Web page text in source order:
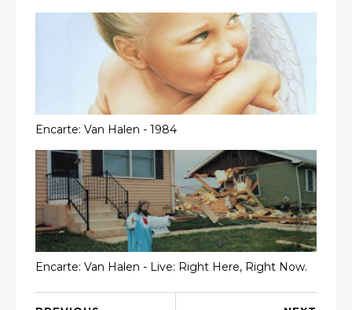
Encarte: Van Halen - 1984
Encarte: Van Halen - Live: Right Here, Right Now.